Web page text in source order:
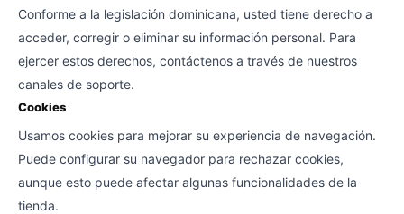
Conforme a la legislación dominicana, usted tiene derecho a
acceder, corregir o eliminar su información personal. Para
ejercer estos derechos, contáctenos a través de nuestros
canales de soporte.
Cookies
Usamos cookies para mejorar su experiencia de navegación.
Puede configurar su navegador para rechazar cookies,
aunque esto puede afectar algunas funcionalidades de la
tienda.